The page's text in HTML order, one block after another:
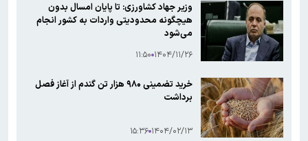
وزیر جهاد کشاورزی: تا پایان امسال بدون
هیچگونه محدودیتی واردات به کشور انجام
می‌شود
۱۴۰۴/۱۱/۲۶ ۱۱:۵۰
خرید تضمینی ۹۸۰ هزار تن گندم از آغاز فصل
برداشت
۱۴۰۴/۰۲/۱۳ ۱۵:۳۶